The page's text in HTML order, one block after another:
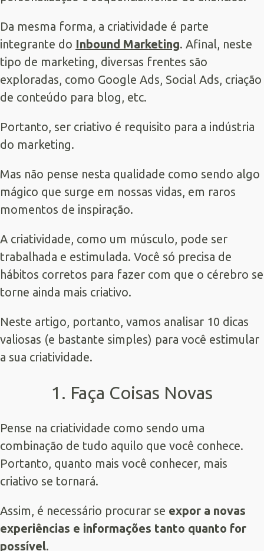
Da mesma forma, a criatividade é parte
integrante do Inbound Marketing. Afinal, neste
tipo de marketing, diversas frentes são
exploradas, como Google Ads, Social Ads, criação
de conteúdo para blog, etc.
Portanto, ser criativo é requisito para a indústria
do marketing.
Mas não pense nesta qualidade como sendo algo
mágico que surge em nossas vidas, em raros
momentos de inspiração.
A criatividade, como um músculo, pode ser
trabalhada e estimulada. Você só precisa de
hábitos corretos para fazer com que o cérebro se
torne ainda mais criativo.
Neste artigo, portanto, vamos analisar 10 dicas
valiosas (e bastante simples) para você estimular
a sua criatividade.
1. Faça Coisas Novas
Pense na criatividade como sendo uma
combinação de tudo aquilo que você conhece.
Portanto, quanto mais você conhecer, mais
criativo se tornará.
Assim, é necessário procurar se expor a novas
experiências e informações tanto quanto for
possível.